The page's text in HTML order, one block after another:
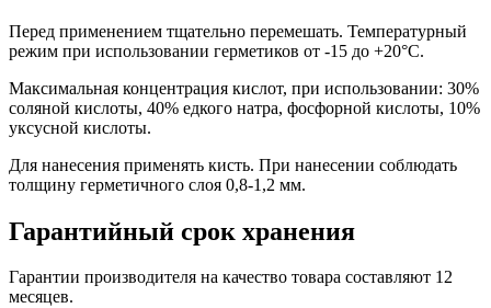
Перед применением тщательно перемешать. Температурный
режим при использовании герметиков от -15 до +20°С.
Максимальная концентрация кислот, при использовании: 30%
соляной кислоты, 40% едкого натра, фосфорной кислоты, 10%
уксусной кислоты.
Для нанесения применять кисть. При нанесении соблюдать
толщину герметичного слоя 0,8-1,2 мм.
Гарантийный срок хранения
Гарантии производителя на качество товара составляют 12
месяцев.